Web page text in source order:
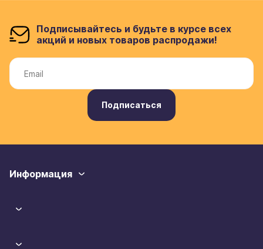
Подписывайтесь и будьте в курсе всех
акций и новых товаров распродажи!
Подписаться
Информация